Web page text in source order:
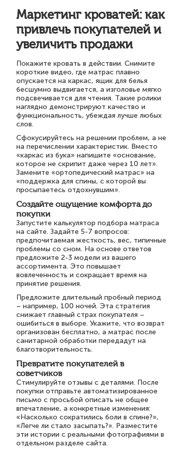
Маркетинг кроватей: как
привлечь покупателей и
увеличить продажи
Покажите кровать в действии. Снимите
короткие видео, где матрас плавно
опускается на каркас, ящик для белья
бесшумно выдвигается, а изголовье мягко
подсвечивается для чтения. Такие ролики
наглядно демонстрируют качество и
функциональность, убеждая лучше любых
слов.
Сфокусируйтесь на решении проблем, а не
на перечислении характеристик. Вместо
«каркас из бука» напишите «основание,
которое не скрипит даже через 10 лет».
Замените «ортопедический матрас» на
«поддержка для спины, с которой вы
просыпаетесь отдохнувшим».
Создайте ощущение комфорта до
покупки
Запустите калькулятор подбора матраса
на сайте. Задайте 5-7 вопросов:
предпочитаемая жесткость, вес, типичные
проблемы со сном. На основе ответов
предложите 2-3 модели из вашего
ассортимента. Это повышает
вовлеченность и сокращает время на
принятие решения.
Предложите длительный пробный период
– например, 100 ночей. Эта стратегия
снижает главный страх покупателя –
ошибиться в выборе. Укажите, что возврат
организован бесплатно, а матрас после
санитарной обработки передадут на
благотворительность.
Превратите покупателей в
советчиков
Стимулируйте отзывы с деталями. После
покупки отправьте автоматизированное
письмо с просьбой описать не общее
впечатление, а конкретные изменения:
«Насколько сократились боли в спине?»,
«Легче ли стало засыпать?». Разместите
эти истории с реальными фотографиями в
отдельном разделе сайта.